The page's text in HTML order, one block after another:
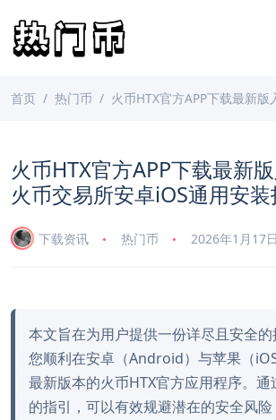
首页 热门币 火币HTX官方APP下载最新版入口 Huobi火币交
火币HTX官方APP下载最新
火币交易所安卓iOS通用安
下载资讯 热门币 2026年1月17日
本文旨在为用户提供一份详尽且安全
您顺利在安卓（Android）与苹果（
最新版本的火币HTX官方应用程序。
的指引，可以有效规避潜在的安全风